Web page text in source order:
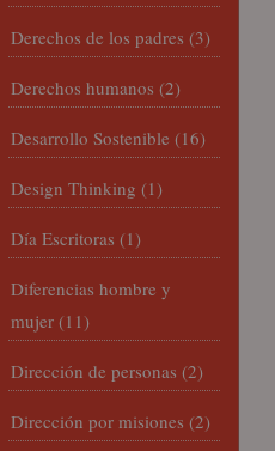
Derechos de los padres (3)
Derechos humanos (2)
Desarrollo Sostenible (16)
Design Thinking (1)
Día Escritoras (1)
Diferencias hombre y
mujer (11)
Dirección de personas (2)
Dirección por misiones (2)